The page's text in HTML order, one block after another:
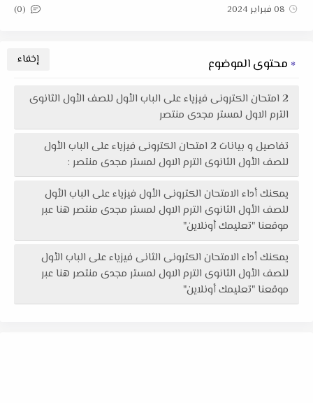
08 فبراير 2024 (0)
محتوى الموضوع
2 امتحان الكترونى فيزياء على الباب الأول للصف الأول الثانوى
الترم الاول لمستر مجدى منتصر
تفاصيل و بيانات 2 امتحان الكترونى فيزياء على الباب الأول
للصف الأول الثانوى الترم الاول لمستر مجدى منتصر :
يمكنك أداء الامتحان الكترونى الأول فيزياء على الباب الأول
للصف الأول الثانوى الترم الاول لمستر مجدى منتصر هنا عبر
موقعنا "تعليمك أونلاين"
يمكنك أداء الامتحان الكترونى الثانى فيزياء على الباب الأول
للصف الأول الثانوى الترم الاول لمستر مجدى منتصر هنا عبر
موقعنا "تعليمك أونلاين"